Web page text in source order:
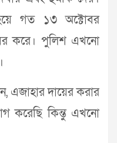
গত ১৩ অক্টোবর
করে। পুলিশ এখনো
এজাহার দায়ের করার
করেছি কিন্তু এখনো